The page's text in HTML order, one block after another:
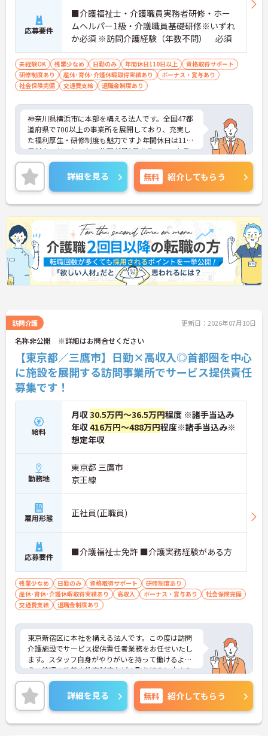
応募要件
■介護福祉士・介護職員実務者研修・ホー
ムヘルパー1級・介護職員基礎研修※いずれ
か必須 ※訪問介護経験（年数不問） 必須
未経験OK 残業少なめ 日勤のみ 年間休日110日以上
資格取得サポート
研修制度あり
産休･育休･介護休暇取得実績あり
ボーナス・賞与あり
社会保険完備
交通費支給 退職金制度あり
神奈川県横浜市に本部を構える法人です。全国47都
道府県で700以上の事業所を展開しており、充実し
た福利厚生・研修制度も魅力です♪年間休日は110
日以上、リフレッシュ休暇が月1日あり、ワークラ
イフバランスを重視される方にもおすすめです。ご
興味のある方には、面接対策ポイントなど、さらに
詳細をお話しいたしますのでお気軽にご相談くださ
い！
詳細を見る 無料 紹介してもらう
訪問介護 更新日：2026年07月10日
名称非公開 ※詳細はお問合せください
【東京都／三鷹市】日勤×高収入◎首都圏を中心
に施設を展開する訪問事業所でサービス提供責任
募集です！
給料
月収30.5万円～36.5万円程度 ※諸手当込み
年収416万円～488万円程度※諸手当込み※
想定年収
勤務地
東京都 三鷹市
京王線
雇用形態 正社員(正職員)
応募要件 ■介護福祉士免許 ■介護実務経験がある方
残業少なめ 日勤のみ 資格取得サポート
研修制度あり
産休･育休･介護休暇取得実績あり
高収入 ボーナス・賞与あり
社会保険完備
交通費支給
退職金制度あり
東京新宿区に本社を構える法人です。この度は訪問
介護施設でサービス提供責任者業務をお任せいたし
ます。スタッフ自身がやりがいを持って働けるよ
う、待遇の改善や教育制度などの取り組みに力を入
れています。IT事業本部が作成した事務処理ソフト
を導入しており、事務作業は少なく、その分ご利用
者様への対応を重視することもできます。入社後の
研修はもちろん、介護技術研修、PC研修、マナー研
修、資格取得のための勉強会等ステップに応じて用
詳細を見る 無料 紹介してもらう